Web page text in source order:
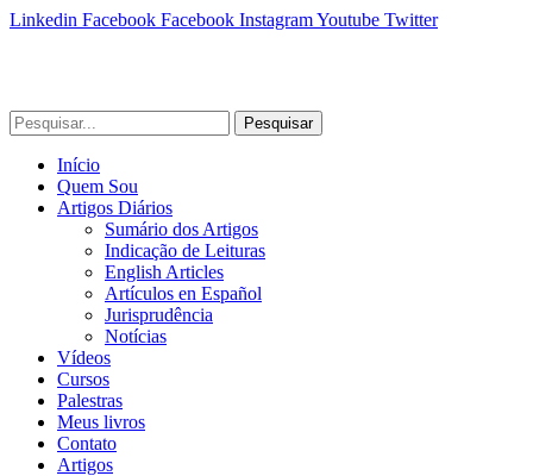
Linkedin Facebook Facebook InstagramYoutube Twitter
Pesquisar
Início
Quem Sou
Artigos Diários
Sumário dos Artigos
Indicação de Leituras
English Articles
Artículos en Español
Jurisprudência
Notícias
Vídeos
Cursos
Palestras
Meus livros
Contato
Artigos